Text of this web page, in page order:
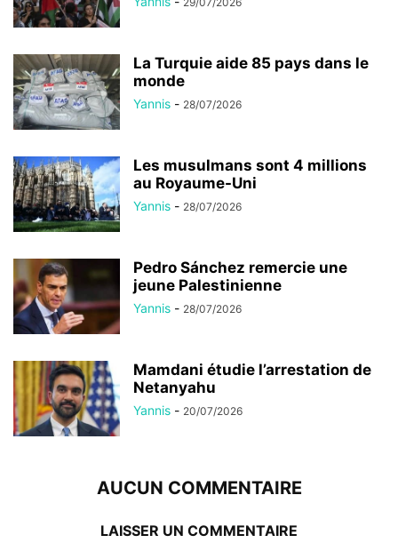
La Turquie aide 85 pays dans le
monde
Yannis - 28/07/2026
Les musulmans sont 4 millions
au Royaume-Uni
Yannis - 28/07/2026
Pedro Sánchez remercie une
jeune Palestinienne
Yannis - 28/07/2026
Mamdani étudie l’arrestation de
Netanyahu
Yannis - 20/07/2026
AUCUN COMMENTAIRE
LAISSER UN COMMENTAIRE